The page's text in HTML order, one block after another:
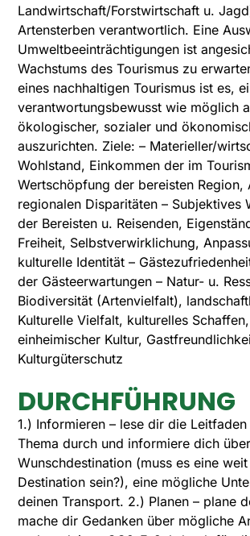
Landwirtschaft/Forstwirtschaft u.
Artensterben verantwortlich. Eine
Umweltbeeinträchtigungen ist
Wachstums des Tourismus zu
eines nachhaltigen Tourismus ist es,
verantwortungsbewusst wie möglich
ökologischer, sozialer und
auszurichten. Ziele: – Materieller/
Wohlstand, Einkommen der im
Wertschöpfung der bereisten Region,
regionalen Disparitäten – Subjektives
der Bereisten u. Reisenden,
Freiheit, Selbstverwirklichung,
kulturelle Identität –
der Gästeerwartungen – Natur- u.
Biodiversität (Artenvielfalt),
Kulturelle Vielfalt, kulturelles
einheimischer Kultur,
Kulturgüterschutz
DURCHFÜHRUNG
1.) Informieren – lese dir die
Thema durch und informiere dich
Wunschdestination (muss es eine
Destination sein?), eine mögliche
deinen Transport. 2.) Planen – plane
mache dir Gedanken über mögliche